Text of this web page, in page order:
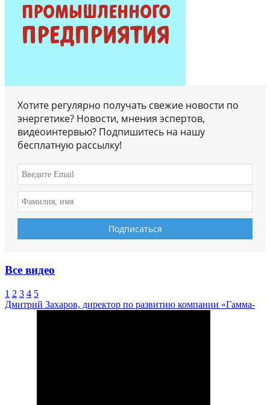
Хотите регулярно получать свежие новости по
энергетике? Новости, мнения эспертов,
видеоинтервью? Подпишитесь на нашу
бесплатную рассылку!
Все видео
1 2 3 4 5
Дмитрий Захаров, директор по развитию компании «Гамма-